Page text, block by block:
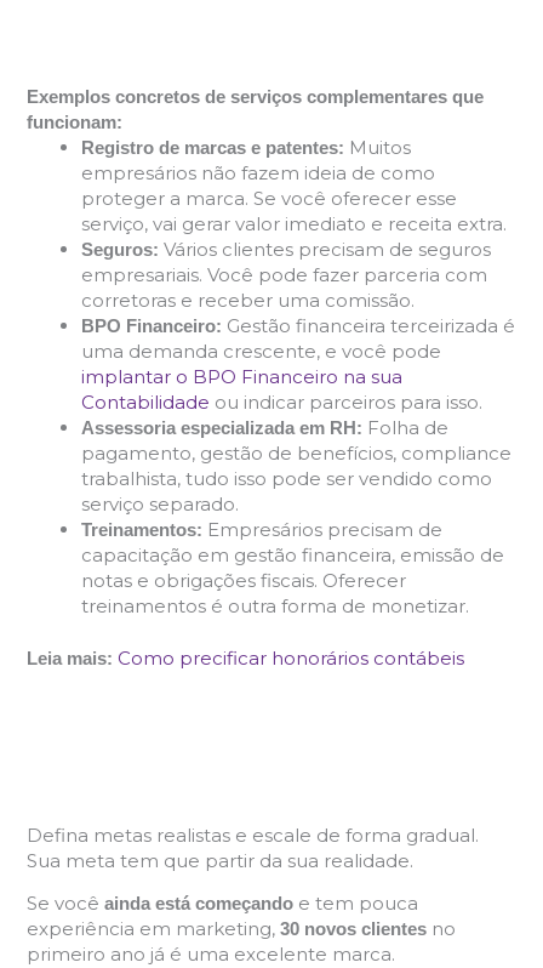
Exemplos concretos de serviços complementares que
funcionam:
Registro de marcas e patentes: Muitos
empresários não fazem ideia de como
proteger a marca. Se você oferecer esse
serviço, vai gerar valor imediato e receita extra.
Seguros: Vários clientes precisam de seguros
empresariais. Você pode fazer parceria com
corretoras e receber uma comissão.
BPO Financeiro: Gestão financeira terceirizada é
uma demanda crescente, e você pode
implantar o BPO Financeiro na sua
Contabilidade ou indicar parceiros para isso.
Assessoria especializada em RH: Folha de
pagamento, gestão de benefícios, compliance
trabalhista, tudo isso pode ser vendido como
serviço separado.
Treinamentos: Empresários precisam de
capacitação em gestão financeira, emissão de
notas e obrigações fiscais. Oferecer
treinamentos é outra forma de monetizar.
Leia mais: Como precificar honorários contábeis
Defina metas realistas e escale de forma gradual.
Sua meta tem que partir da sua realidade.
Se você ainda está começandoe tem pouca
experiência em marketing, 30 novos clientesno
primeiro ano já é uma excelente marca.